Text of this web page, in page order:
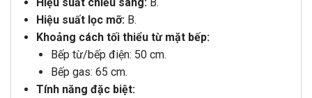
Hiệu suất lọc mỡ:B.
Khoảng cách tối thiểu từ mặt bếp:
Bếp từ/bếp điện: 50 cm.
Bếp gas: 65 cm.
Tính năng đặc biệt: